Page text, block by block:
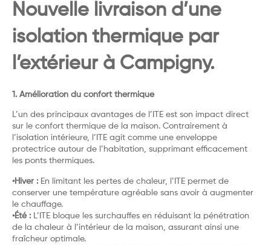
Nouvelle livraison d’une
isolation thermique par
l’extérieur à Campigny.
1. Amélioration du confort thermique
L’un des principaux avantages de l’ITE est son impact direct
sur le confort thermique de la maison. Contrairement à
l’isolation intérieure, l’ITE agit comme une enveloppe
protectrice autour de l’habitation, supprimant efficacement
les ponts thermiques.
•Hiver : En limitant les pertes de chaleur, l’ITE permet de
conserver une température agréable sans avoir à augmenter
le chauffage.
•Été : L’ITE bloque les surchauffes en réduisant la pénétration
de la chaleur à l’intérieur de la maison, assurant ainsi une
fraîcheur optimale.